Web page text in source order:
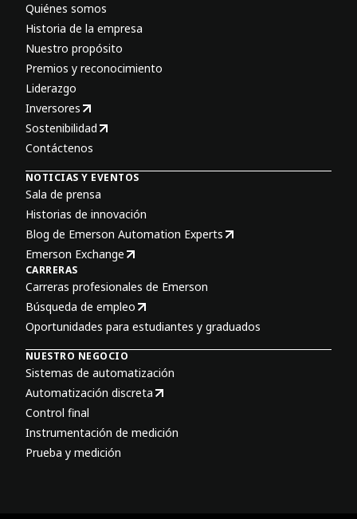
Quiénes somos
Historia de la empresa
Nuestro propósito
Premios y reconocimiento
Liderazgo
Inversores
Sostenibilidad
Contáctenos
NOTICIAS Y EVENTOS
Sala de prensa
Historias de innovación
Blog de Emerson Automation Experts
Emerson Exchange
CARRERAS
Carreras profesionales de Emerson
Búsqueda de empleo
Oportunidades para estudiantes y graduados
NUESTRO NEGOCIO
Sistemas de automatización
Automatización discreta
Control final
Instrumentación de medición
Prueba y medición